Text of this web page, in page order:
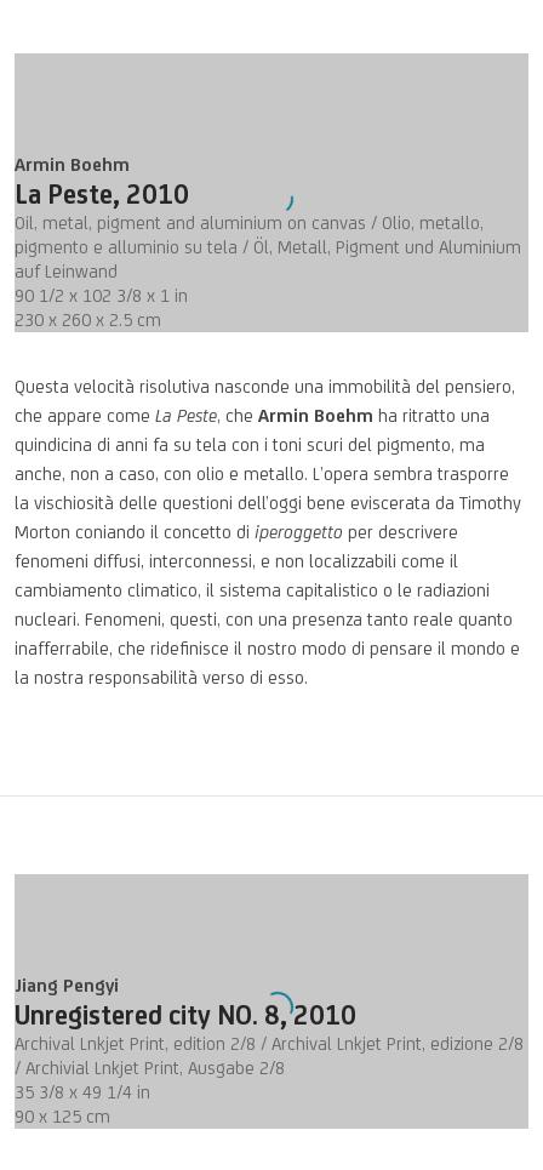
Armin Boehm
La Peste, 2010
Oil, metal, pigment and aluminium on canvas / Olio, metallo,
pigmento e alluminio su tela / Öl, Metall, Pigment und Aluminium
auf Leinwand
90 1/2 x 102 3/8 x 1 in
230 x 260 x 2.5 cm
Questa velocità risolutiva nasconde una immobilità del pensiero,
che appare comeLa Peste, cheArmin Boehm ha ritratto una
quindicina di anni fa su tela con i toni scuri del pigmento, ma
anche, non a caso, con olio e metallo. L’opera sembra trasporre
la vischiosità delle questioni dell’oggi bene eviscerata da Timothy
Morton coniando il concetto diiperoggetto per descrivere
fenomeni diffusi, interconnessi, e non localizzabili come il
cambiamento climatico, il sistema capitalistico o le radiazioni
nucleari. Fenomeni, questi, con una presenza tanto reale quanto
inafferrabile, che ridefinisce il nostro modo di pensare il mondo e
la nostra responsabilità verso di esso.
Jiang Pengyi
Unregistered city NO. 8,2010
Archival Lnkjet Print, edition 2/8 / Archival Lnkjet Print, edizione 2/8
/ Archivial Lnkjet Print, Ausgabe 2/8
35 3/8 x 49 1/4 in
90 x 125 cm